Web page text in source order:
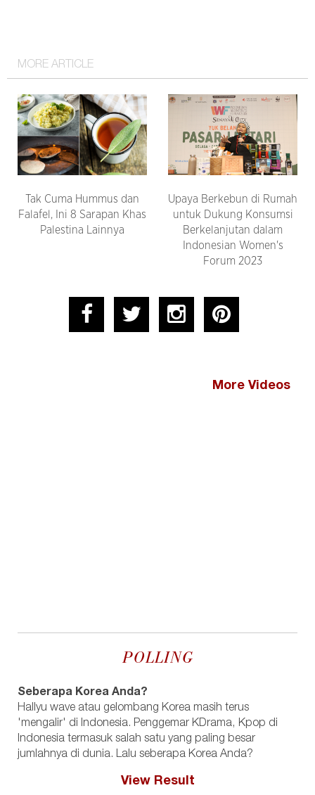
MORE ARTICLE
Tak Cuma Hummus dan
Falafel, Ini 8 Sarapan Khas
Palestina Lainnya
Upaya Berkebun di Rumah
untuk Dukung Konsumsi
Berkelanjutan dalam
Indonesian Women's
Forum 2023
More Videos
POLLING
Seberapa Korea Anda?
Hallyu wave atau gelombang Korea masih terus
'mengalir' di Indonesia. Penggemar KDrama, Kpop di
Indonesia termasuk salah satu yang paling besar
jumlahnya di dunia. Lalu seberapa Korea Anda?
View Result